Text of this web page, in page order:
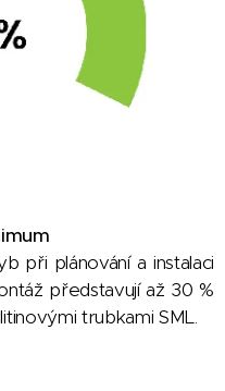
při plánování a instalaci
představují až 30 %
trubkami SML.